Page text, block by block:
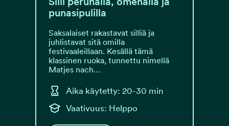
punasipulilla
Saksalaiset rakastavat silliä ja
juhlistavat sitä omilla
festivaaleillaan. Kesällä tämä
klassinen ruoka, tunnettu nimellä
Matjes nach…
Aika käytetty: 20-30 min
Vaativuus: Helppo